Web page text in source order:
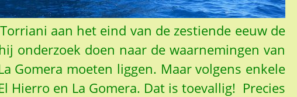
aan het eind van de zestiende eeuw de
onderzoek doen naar de waarnemingen van
Gomera moeten liggen. Maar volgens enkele
Hierro en La Gomera. Dat is toevallig! Precies